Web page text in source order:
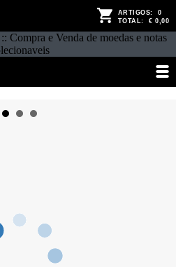
ARTIGOS: 0
TOTAL: € 0,00